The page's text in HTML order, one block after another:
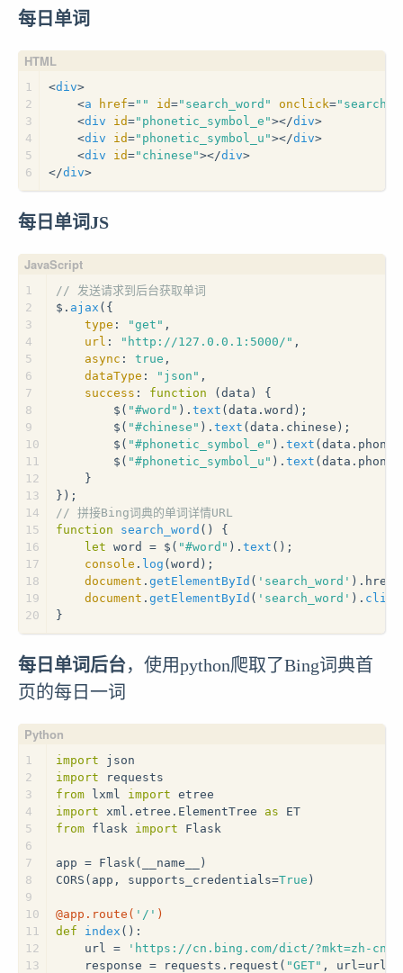
每日单词
1
2
3
4
5
6
<div>
<a href="" id="search_word" onclick=
<div id="phonetic_symbol_e"></div>
<div id="phonetic_symbol_u"></div>
<div id="chinese"></div>
</div>
每日单词JS
1
2
3
4
5
6
7
8
9
10
11
12
13
14
15
16
17
18
19
20
// 发送请求到后台获取单词
$. ajax ({
type : "get" ,
url : "http://127.0.0.1:5000/" ,
async : true ,
dataType : "json" ,
success : function ( data ) {
        $(
"#word" ). text (data. word );
        $(
"#chinese" ). text (data. chinese );
        $(
"#phonetic_symbol_e" ). text (data.
        $(
"#phonetic_symbol_u" ). text (data.
    }
});
// 拼接Bing词典的单词详情URL
function
search_word ( ) {
let word = $( "#word" ). text ();
console . log (word);
document . getElementById ( 'search_word' ). href
document . getElementById ( 'search_word' ). click
}
每日单词后台，使用python爬取了Bing词典首
页的每日一词
1
2
3
4
5
6
7
8
9
10
11
12
13
import json
import requests
from lxml import etree
import xml.etree.ElementTree as ET
from flask import Flask
app = Flask(__name__)
CORS(app, supports_credentials=True )
@app.route( '/' )
def
index ():
    url =
'https://cn.bing.com/dict/?mkt=zh-cn'
    response = requests.request(
"GET" , url=url)